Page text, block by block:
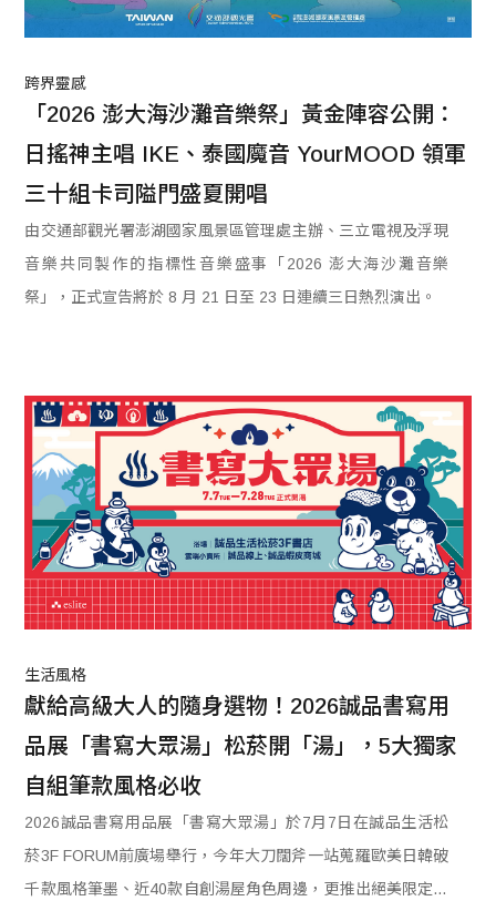
跨界靈感
「2026 澎大海沙灘音樂祭」黃金陣容公開：
日搖神主唱 IKE、泰國魔音 YourMOOD 領軍
三十組卡司隘門盛夏開唱
由交通部觀光署澎湖國家風景區管理處主辦、三立電視及浮現
音樂共同製作的指標性音樂盛事「2026 澎大海沙灘音樂
祭」，正式宣告將於 8 月 21 日至 23 日連續三日熱烈演出。
生活風格
獻給高級大人的隨身選物！2026誠品書寫用
品展「書寫大眾湯」松菸開「湯」，5大獨家
自組筆款風格必收
2026誠品書寫用品展「書寫大眾湯」於7月7日在誠品生活松
菸3F FORUM前廣場舉行，今年大刀闊斧一站蒐羅歐美日韓破
千款風格筆墨、近40款自創湯屋角色周邊，更推出絕美限定工